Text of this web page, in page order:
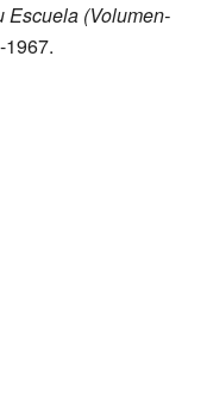
Escuela (Volumen-